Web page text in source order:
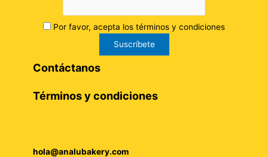
Por favor, acepta los términos y condiciones
Contáctanos
Términos y condiciones
hola@analubakery.com